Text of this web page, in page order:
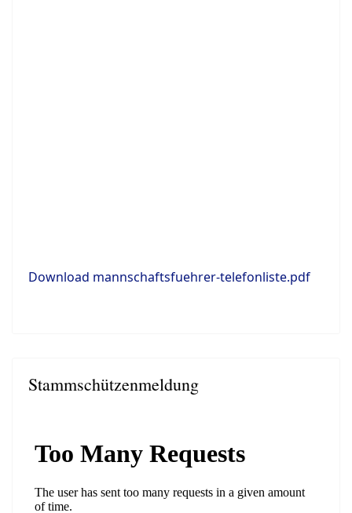
Download mannschaftsfuehrer-telefonliste.pdf
Stammschützenmeldung